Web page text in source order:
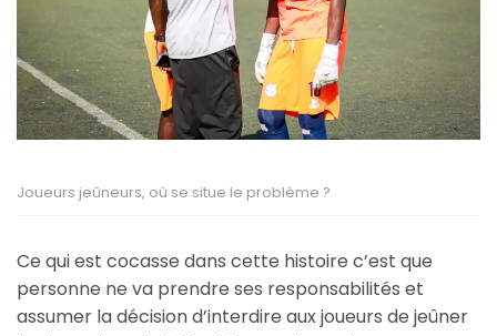
Joueurs jeûneurs, où se situe le problème ?
Ce qui est cocasse dans cette histoire c’est que
personne ne va prendre ses responsabilités et
assumer la décision d’interdire aux joueurs de jeûner